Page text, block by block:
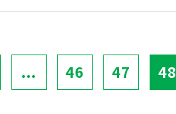
... 46 47 48